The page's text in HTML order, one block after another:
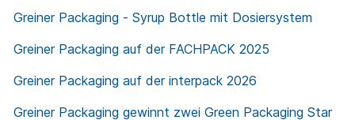
Greiner Packaging - Syrup Bottle mit Dosiersystem
Greiner Packaging auf der FACHPACK 2025
Greiner Packaging auf der interpack 2026
Greiner Packaging gewinnt zwei Green Packaging Star